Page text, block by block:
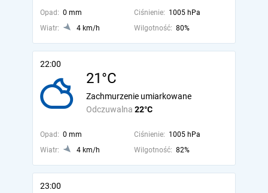
Opad: 0 mm Ciśnienie: 1005 hPa
Wiatr:
4 km/h Wilgotność: 80%
22:00
21°C
Odczuwalna 22°C
Zachmurzenie umiarkowane
Opad: 0 mm Ciśnienie: 1005 hPa
Wiatr:
4 km/h Wilgotność: 82%
23:00